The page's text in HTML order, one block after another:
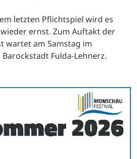
letzten Pflichtspiel wird es
ernst. Zum Auftakt der
wartet am Samstag im
Fulda-Lehnerz.